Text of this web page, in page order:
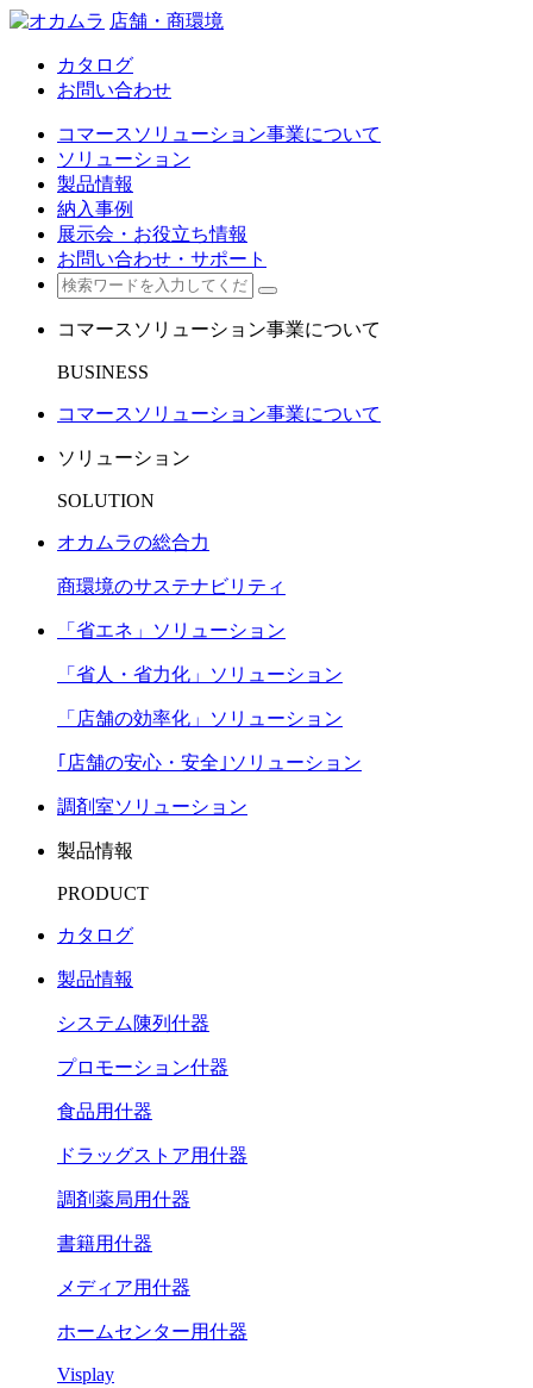
店舗・商環境
カタログ
お問い合わせ
コマースソリューション事業について
ソリューション
製品情報
納入事例
展示会・お役立ち情報
お問い合わせ・サポート
コマースソリューション事業について
BUSINESS
コマースソリューション事業について
ソリューション
SOLUTION
オカムラの総合力
商環境のサステナビリティ
「省エネ」ソリューション
「省人・省力化」ソリューション
「店舗の効率化」ソリューション
｢店舗の安心・安全｣ソリューション
調剤室ソリューション
製品情報
PRODUCT
カタログ
製品情報
システム陳列什器
プロモーション什器
食品用什器
ドラッグストア用什器
調剤薬局用什器
書籍用什器
メディア用什器
ホームセンター用什器
Visplay